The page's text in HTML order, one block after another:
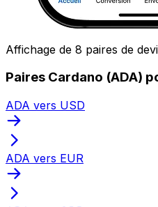
Affichage de 8 paires de
Paires Cardano (ADA)
ADA vers USD
ADA vers EUR